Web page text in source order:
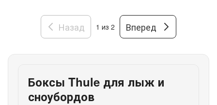
Назад 1 из 2 Вперед
Боксы Thule для лыж и
сноубордов